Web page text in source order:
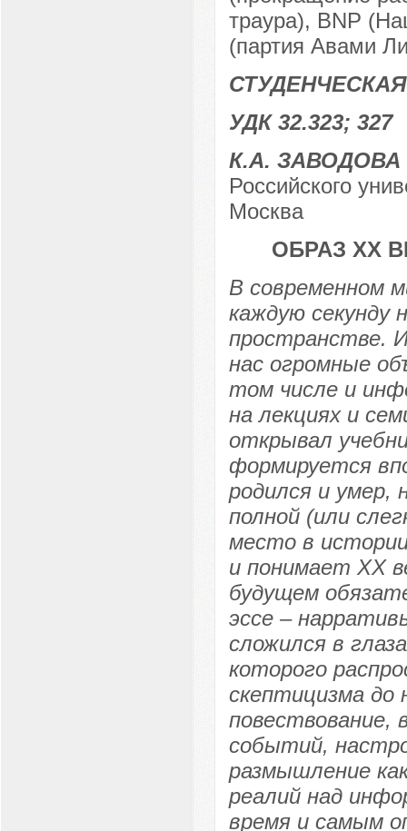
траура), BNP
(партия Авами
УДК 32.323; 327
К.А. ЗАВОДОВА
Российского
Москва
ОБРАЗ ХХ
В современном
каждую секунду
пространстве.
нас огромные
том числе и
на лекциях и
открывал
формируется
родился и умер,
полной (или
место в
и понимает XX
будущем
эссе –
сложился в
которого
скептицизма
повествование,
событий,
размышление
реалий над
время и самым